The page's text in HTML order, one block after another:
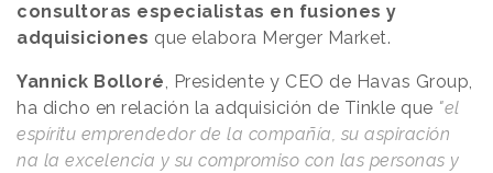
consultoras especialistas en fusiones y
adquisiciones que elabora Merger Market.
Yannick Bolloré, Presidente y CEO de Havas Group,
ha dicho en relación la adquisición de Tinkle que "el
espíritu emprendedor de la compañía, su aspiración
na la excelencia y su compromiso con las personas y